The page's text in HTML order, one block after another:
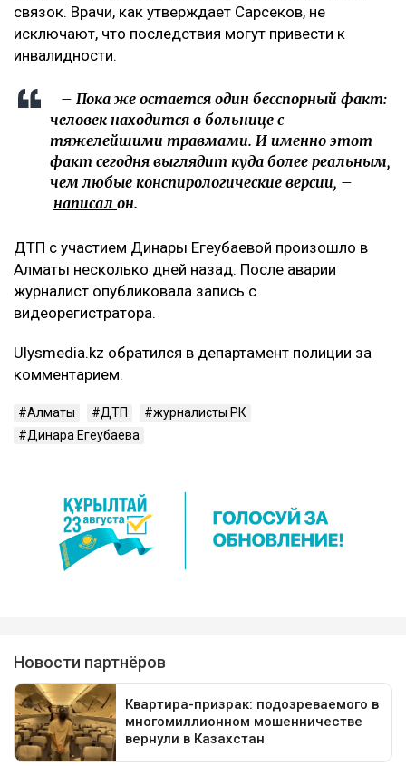
связок. Врачи, как утверждает Сарсеков, не
исключают, что последствия могут привести к
инвалидности.
– Пока же остается один бесспорный факт:
человек находится в больнице с
тяжелейшими травмами. И именно этот
факт сегодня выглядит куда более реальным,
чем любые конспирологические версии, –
написал он.
ДТП с участием Динары Егеубаевой произошло в
Алматы несколько дней назад. После аварии
журналист опубликовала запись с
видеорегистратора.
Ulysmedia.kz обратился в департамент полиции за
комментарием.
Алматы ДТП
журналисты РК
Динара Егеубаева